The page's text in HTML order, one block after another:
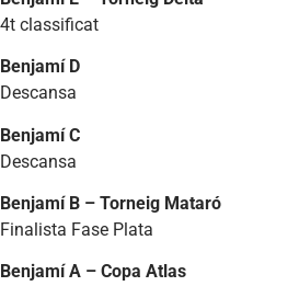
4t classificat
Benjamí D
Descansa
Benjamí C
Descansa
Benjamí B – Torneig Mataró
Finalista Fase Plata
Benjamí A – Copa Atlas